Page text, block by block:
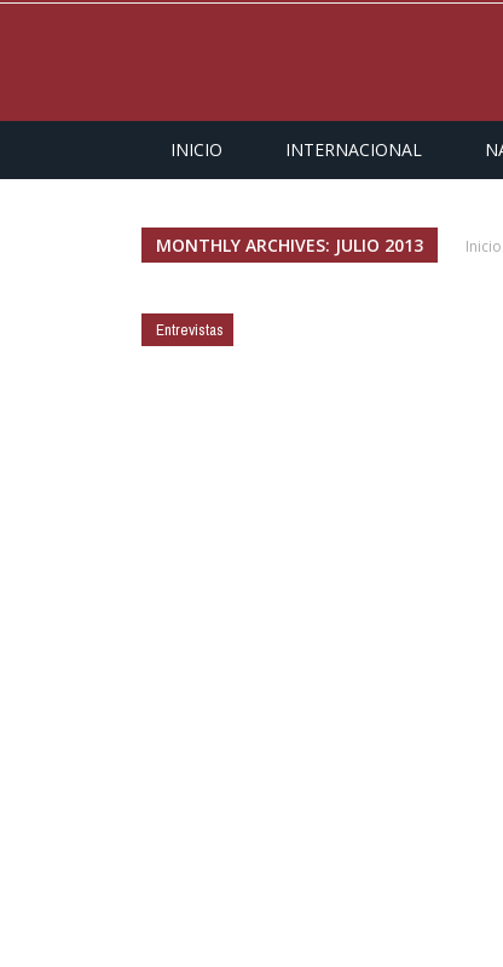
INICIO INTERNACIONAL
MONTHLY ARCHIVES: JULIO 2013 Inicio
Entrevistas